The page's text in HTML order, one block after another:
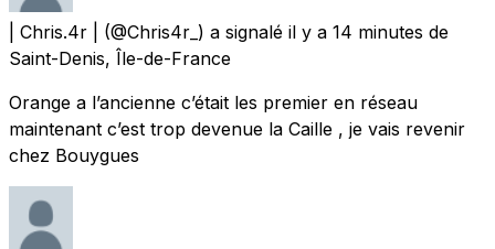
| Chris.4r | (@Chris4r_) a signalé il y a 14 minutes de
Saint-Denis, Île-de-France
Orange a l’ancienne c’était les premier en réseau
maintenant c’est trop devenue la Caille , je vais revenir
chez Bouygues